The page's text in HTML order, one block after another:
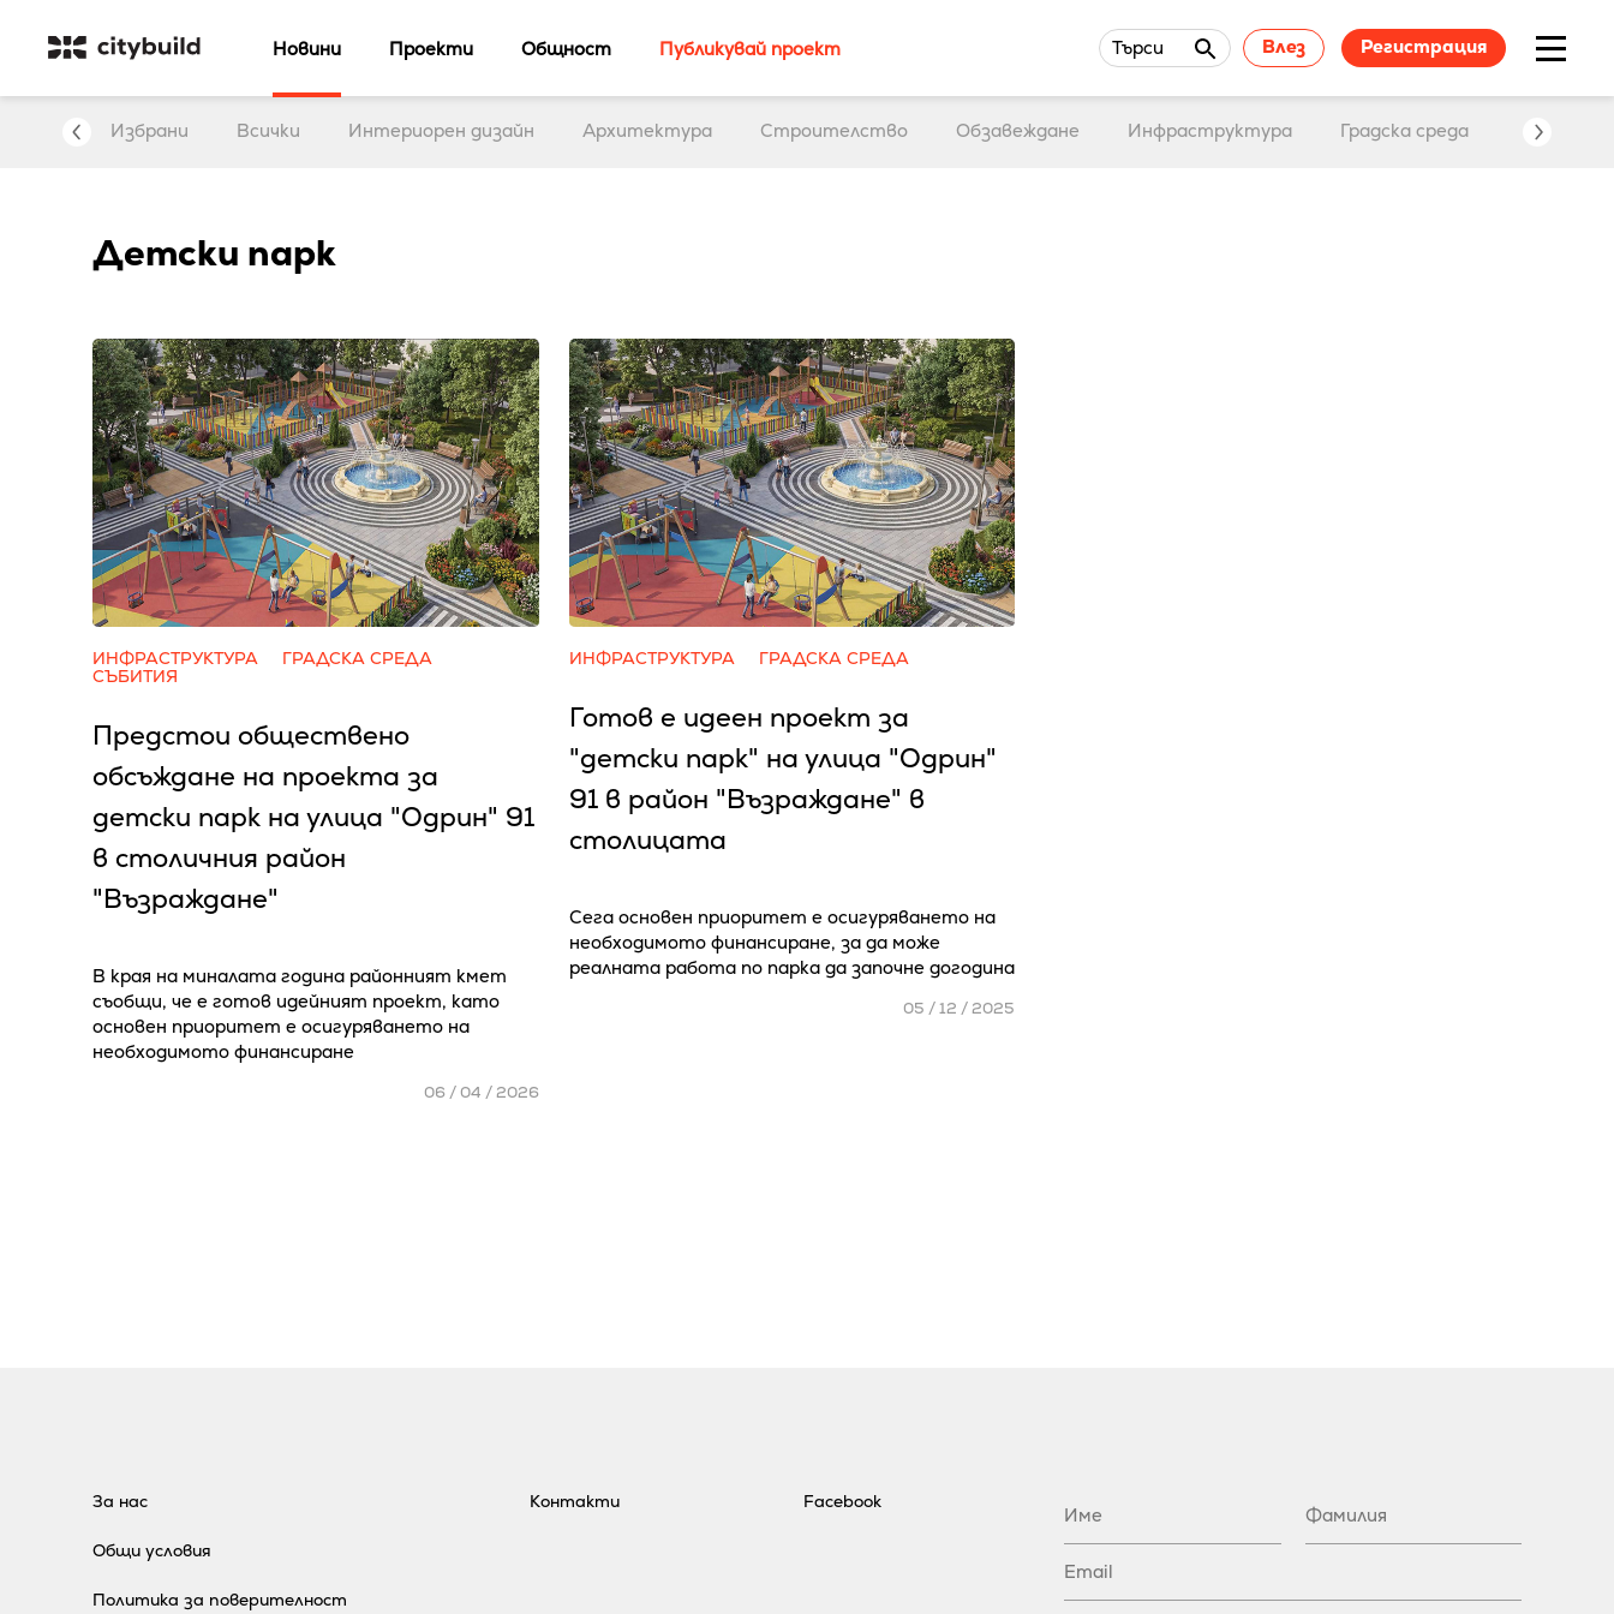
Новини Проекти Общност Публикувай проект Търси Влез Регистрация
Избрани Всички Интериорен дизайн Архитектура Строителство Обзавеждане Инфраструктура Градска среда Събития
Детски парк
ИНФРАСТРУКТУРА
ГРАДСКА СРЕДА
СЪБИТИЯ
Предстои обществено
обсъждане на проекта за
детски парк на улица "Одрин" 91
в столичния район
"Възраждане"
В края на миналата година районният кмет
съобщи, че е готов идейният проект, като
основен приоритет е осигуряването на
необходимото финансиране
06 / 04 / 2026
ИНФРАСТРУКТУРА ГРАДСКА СРЕДА
Готов е идеен проект за
"детски парк" на улица "Одрин"
91 в район "Възраждане" в
столицата
Сега основен приоритет е осигуряването на
необходимото финансиране, за да може
реалната работа по парка да започне догодина
05 / 12 / 2025
За нас
Общи условия
Политика за поверителност
Контакти Facebook